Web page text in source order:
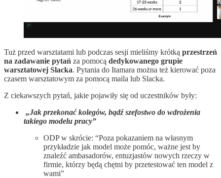
Tuż przed warsztatami lub podczas sesji mieliśmy krótką przestrzeń
na zadawanie pytań za pomocą dedykowanego grupie
warsztatowej Slacka. Pytania do Itamara można też kierować poza
czasem warsztatowym za pomocą maila lub Slacka.
Z ciekawszych pytań, jakie pojawiły się od uczestników były:
„Jak przekonać kolegów, bądź szefostwo do wdrożenia
takiego modelu pracy”
ODP w skrócie: “Poza pokazaniem na własnym
przykładzie jak model może pomóc, ważne jest by
znaleźć ambasadorów, entuzjastów nowych rzeczy w
firmie, którzy będą chętni by przetestować ten model z
wami”